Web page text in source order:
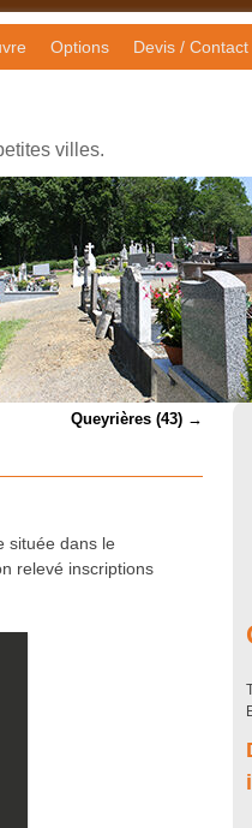
Options Devis / Contact
villes.
Queyrières (43) →
située dans le
relevé inscriptions